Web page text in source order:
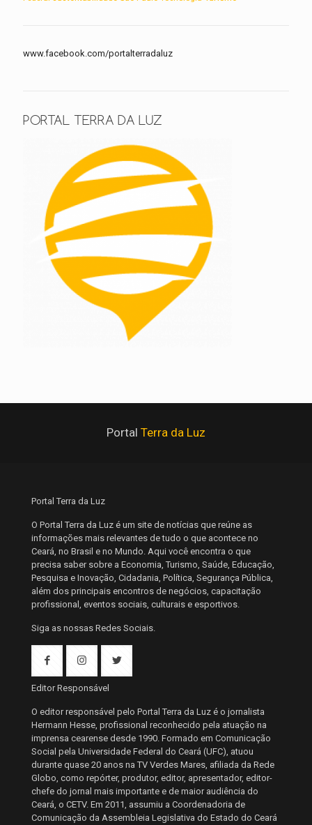
www.facebook.com/portalterradaluz
PORTAL TERRA DA LUZ
Portal Terra da Luz
Portal Terra da Luz
O Portal Terra da Luz é um site de notícias que reúne as
informações mais relevantes de tudo o que acontece no
Ceará, no Brasil e no Mundo. Aqui você encontra o que
precisa saber sobre a Economia, Turismo, Saúde, Educação,
Pesquisa e Inovação, Cidadania, Política, Segurança Pública,
além dos principais encontros de negócios, capacitação
profissional, eventos sociais, culturais e esportivos.
Siga as nossas Redes Sociais.
Editor Responsável
O editor responsável pelo Portal Terra da Luz é o jornalista
Hermann Hesse, profissional reconhecido pela atuação na
imprensa cearense desde 1990. Formado em Comunicação
Social pela Universidade Federal do Ceará (UFC), atuou
durante quase 20 anos na TV Verdes Mares, afiliada da Rede
Globo, como repórter, produtor, editor, apresentador, editor-
chefe do jornal mais importante e de maior audiência do
Ceará, o CETV. Em 2011, assumiu a Coordenadoria de
Comunicação da Assembleia Legislativa do Estado do Ceará